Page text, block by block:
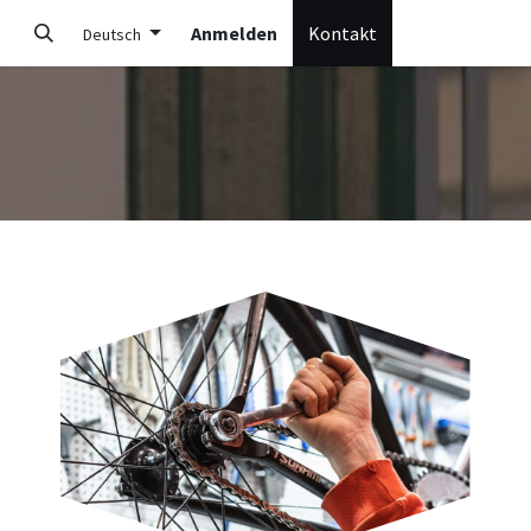
Deutsch Anmelden Kontakt